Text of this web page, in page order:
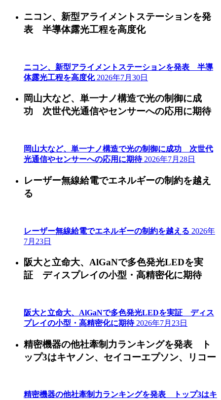
ニコン、新型アライメントステーションを発
表 半導体露光工程を高度化
ニコン、新型アライメントステーションを発表 半導
体露光工程を高度化 2026年7月30日
岡山大など、単一ナノ構造で光の制御に成
功 次世代光通信やセンサーへの応用に期待
岡山大など、単一ナノ構造で光の制御に成功 次世代
光通信やセンサーへの応用に期待 2026年7月28日
レーザー無線給電でエネルギーの制約を越え
る
レーザー無線給電でエネルギーの制約を越える 2026年
7月23日
阪大と立命大、AlGaNで多色発光LEDを実
証 ディスプレイの小型・高精密化に期待
阪大と立命大、AlGaNで多色発光LEDを実証 ディス
プレイの小型・高精密化に期待 2026年7月23日
精密機器の他社牽制力ランキングを発表 ト
ップ3はキヤノン、セイコーエプソン、リコー
精密機器の他社牽制力ランキングを発表 トップ3はキ